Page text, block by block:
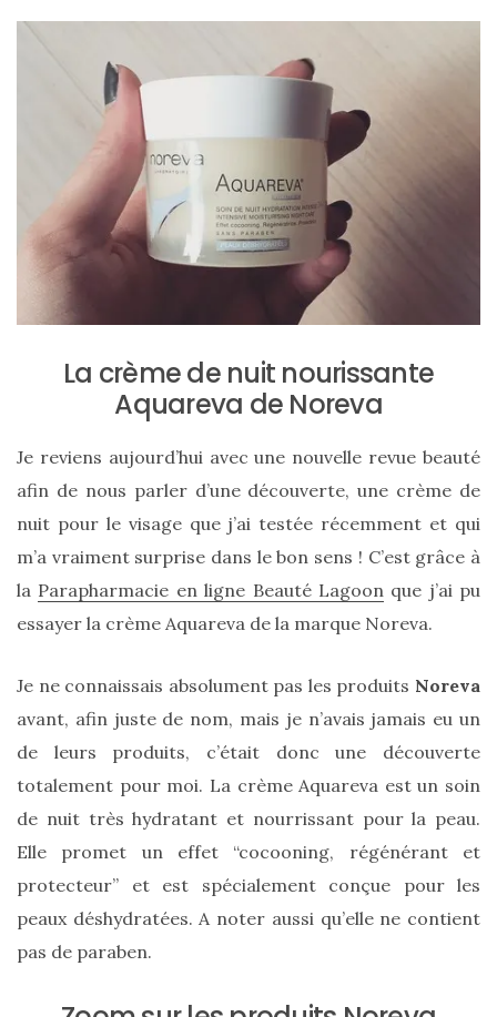
ce
soie
cuir
au
luxe
discret
06/06/2026
La crème de nuit nourissante
Aquareva de Noreva
Je reviens aujourd’hui avec une nouvelle revue beauté
afin de nous parler d’une découverte, une crème de
nuit pour le visage que j’ai testée récemment et qui
m’a vraiment surprise dans le bon sens ! C’est grâce à
la Parapharmacie en ligne Beauté Lagoon que j’ai pu
essayer la crème Aquareva de la marque Noreva.
Je ne connaissais absolument pas les produits Noreva
avant, afin juste de nom, mais je n’avais jamais eu un
de leurs produits, c’était donc une découverte
totalement pour moi. La crème Aquareva est un soin
de nuit très hydratant et nourrissant pour la peau.
Elle promet un effet “cocooning, régénérant et
protecteur” et est spécialement conçue pour les
peaux déshydratées. A noter aussi qu’elle ne contient
pas de paraben.